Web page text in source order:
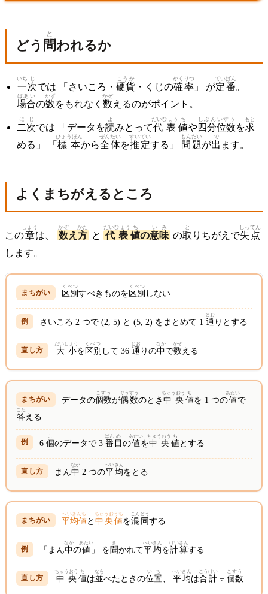
どう 問
と
われるか
一
いち
次
じ
では 「さいころ・ 硬貨
こうか
・くじの確率
かくりつ
」 が定番
ていばん
。
場合
ばあい
の数
かず
をもれなく 数
かぞ
えるのがポイント。
二
に
次
じ
では 「データを読
よ
みとって代表
だいひょう
値
ち
や四分位数
しぶんいすう
を求
もと
める」 「 標本
ひょうほん
から全体
ぜんたい
を推定
すいてい
する」 問題
もんだい
が出
で
ます。
よくまちがえるところ
この章
しょう
は、 数
かぞ
え 方
かた
と 代表
だいひょう
値
ち
の意味
いみ
の取
と
りちがえで失点
しってん
します。
区別
くべつ
すべきものを 区別
くべつ
しない
さいころ 2 つで (2, 5) と (5, 2) をまとめて 1通
とお
りとする
大小
だいしょう
を 区別
くべつ
して 36 通
とお
りの中
なか
で数
かぞ
える
データの個数
こすう
が偶数
ぐうすう
のとき中央
ちゅうおう
値
ち
を 1 つの値
あたい
で
答
こた
える
6個
こ
のデータで 3番
ばん
目
め
の値
あたい
を中央
ちゅうおう
値
ち
とする
まん中
なか
2 つの平均
へいきん
をとる
平均値
へいきんち
と中央値
ちゅうおうち
を混同
こんどう
する
「まん中
なか
の値
あたい
」 を聞
き
かれて平均
へいきん
を計算
けいさん
する
中央
ちゅうおう
値
ち
は並
なら
べたときの位置
いち
、 平均
へいきん
は合計
ごうけい
÷ 個数
こすう